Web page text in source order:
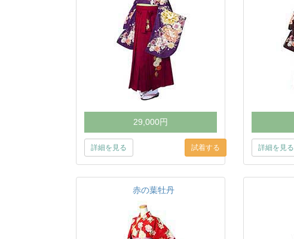
29,000円
詳細を見る 詳細を見る
赤の葉牡丹